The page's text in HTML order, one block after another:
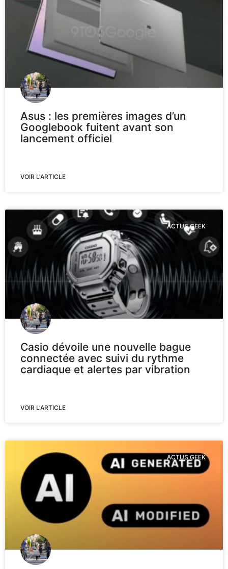
Asus : les premières images d’un
Googlebook fuitent avant son
lancement officiel
VOIR L'ARTICLE
ACTUS GEEK
Casio dévoile une nouvelle bague
connectée avec suivi du rythme
cardiaque et alertes par vibration
VOIR L'ARTICLE
ACTUS GEEK